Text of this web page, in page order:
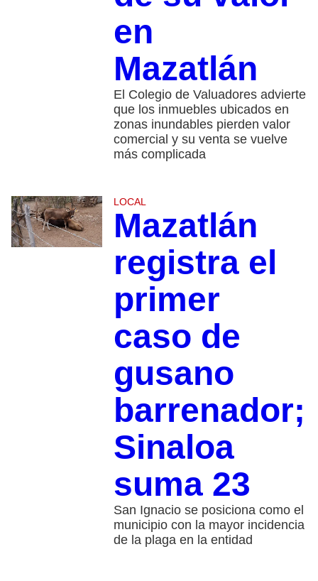
en
Mazatlán
El Colegio de Valuadores advierte
que los inmuebles ubicados en
zonas inundables pierden valor
comercial y su venta se vuelve
más complicada
LOCAL
Mazatlán
registra el
primer
caso de
gusano
barrenador;
Sinaloa
suma 23
San Ignacio se posiciona como el
municipio con la mayor incidencia
de la plaga en la entidad